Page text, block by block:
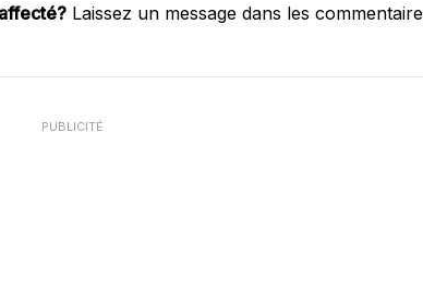
Laissez un message dans les
PUBLICITÉ